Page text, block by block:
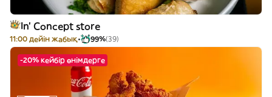
In’ Concept store
11:00 дейін жабық 99%(39)
-20% кейбір өнімдерге